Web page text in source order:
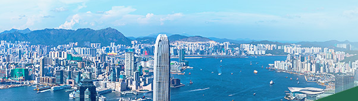
工程師學院
核心工作
部門政策
北部都會區發展 場外預製鋼筋組件
公用表格 土木工程拓
標準、規
標價格及成